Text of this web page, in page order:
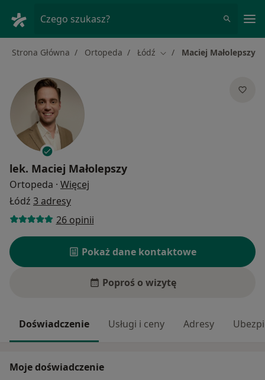
Czego szukasz?
Strona Główna Ortopeda Łódź Zmień miasto
Maciej Małolepszy
lek. Maciej Małolepszy
Ortopeda · Więcej
Łódź 3 adresy
26 opinii
Pokaż dane kontaktowe
Poproś o wizytę
Doświadczenie Usługi i ceny Adresy
Moje doświadczenie